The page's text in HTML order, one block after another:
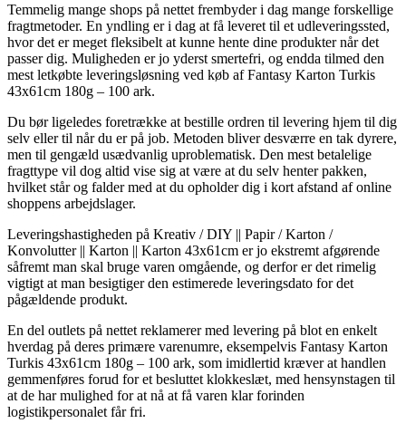
Temmelig mange shops på nettet frembyder i dag mange forskellige
fragtmetoder. En yndling er i dag at få leveret til et udleveringssted,
hvor det er meget fleksibelt at kunne hente dine produkter når det
passer dig. Muligheden er jo yderst smertefri, og endda tilmed den
mest letkøbte leveringsløsning ved køb af Fantasy Karton Turkis
43x61cm 180g – 100 ark.
Du bør ligeledes foretrække at bestille ordren til levering hjem til dig
selv eller til når du er på job. Metoden bliver desværre en tak dyrere,
men til gengæld usædvanlig uproblematisk. Den mest betalelige
fragttype vil dog altid vise sig at være at du selv henter pakken,
hvilket står og falder med at du opholder dig i kort afstand af online
shoppens arbejdslager.
Leveringshastigheden på Kreativ / DIY || Papir / Karton /
Konvolutter || Karton || Karton 43x61cm er jo ekstremt afgørende
såfremt man skal bruge varen omgående, og derfor er det rimelig
vigtigt at man besigtiger den estimerede leveringsdato for det
pågældende produkt.
En del outlets på nettet reklamerer med levering på blot en enkelt
hverdag på deres primære varenumre, eksempelvis Fantasy Karton
Turkis 43x61cm 180g – 100 ark, som imidlertid kræver at handlen
gemmenføres forud for et besluttet klokkeslæt, med hensynstagen til
at de har mulighed for at nå at få varen klar forinden
logistikpersonalet får fri.